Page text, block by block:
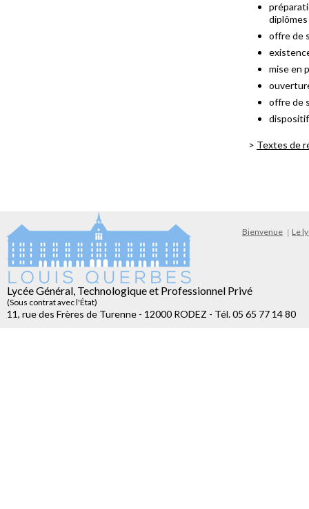
offre de
mise en
offre de
> Textes de
Bienvenue Le
Lycée Général, Technologique et Professionnel Privé
(Sous contrat avec l'État)
11, rue des Frères de Turenne - 12000 RODEZ - Tél. 05 65 77 14 80